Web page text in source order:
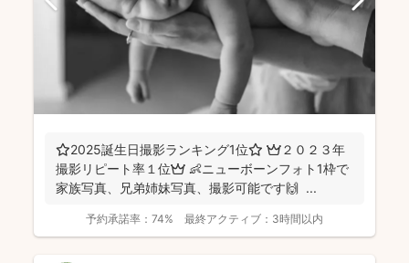
⭐️2025誕生日撮影ランキング1位⭐️ 👑２０２３年
撮影リピート率１位👑 👶ニューボーンフォト1枠で
家族写真、兄弟姉妹写真、撮影可能です🙌 ...
予約承諾率： 74% 最終アクティブ： 3時間以内